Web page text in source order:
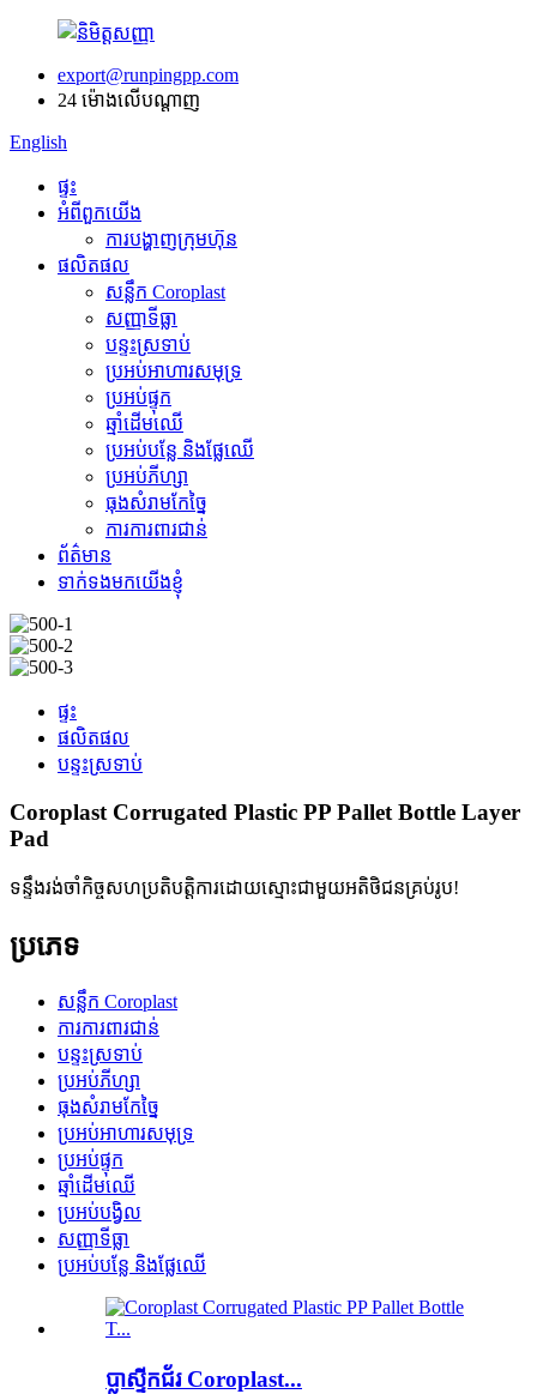
export@runpingpp.com
24 ម៉ោងលើបណ្តាញ
English
ផ្ទះ
អំពីពួកយើង
ការបង្ហាញក្រុមហ៊ុន
ផលិតផល
សន្លឹក Coroplast
សញ្ញាទីធ្លា
បន្ទះស្រទាប់
ប្រអប់អាហារសមុទ្រ
ប្រអប់ផ្ទុក
ឆ្មាំដើមឈើ
ប្រអប់បន្លែ និងផ្លែឈើ
ប្រអប់ភីហ្សា
ធុងសំរាមកែច្នៃ
ការការពារជាន់
ព័ត៌មាន
ទាក់ទងមកយើងខ្ញុំ
ផ្ទះ
ផលិតផល
បន្ទះស្រទាប់
Coroplast Corrugated Plastic PP Pallet Bottle Layer
Pad
ទន្ទឹងរង់ចាំកិច្ចសហប្រតិបត្តិការដោយស្មោះជាមួយអតិថិជនគ្រប់រូប!
ប្រភេទ
សន្លឹក Coroplast
ការការពារជាន់
បន្ទះស្រទាប់
ប្រអប់ភីហ្សា
ធុងសំរាមកែច្នៃ
ប្រអប់អាហារសមុទ្រ
ប្រអប់ផ្ទុក
ឆ្មាំដើមឈើ
ប្រអប់បង្វិល
សញ្ញាទីធ្លា
ប្រអប់បន្លែ និងផ្លែឈើ
ប្លាស្ទីកជ័រ Coroplast...